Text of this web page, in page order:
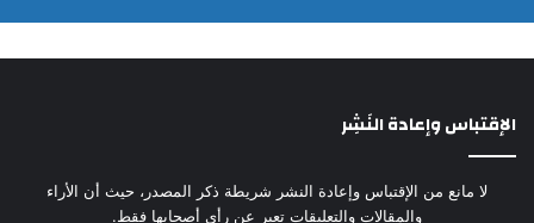
الإقتباس وإعادة النَشِر
لا مانع من الإقتباس وإعادة النشر شريطة ذكر المصدر، حيث أن الأراء
والمقالات والتعليقات تعبر عن رأي أصحابها فقط.